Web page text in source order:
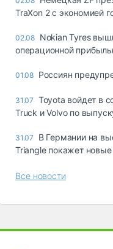
TraXon 2 с экономией
02.08 Nokian Tyres
операционной
01.08 Россиян
31.07 Toyota войдет в
Truck и Volvo по
31.07
В Германии на
Triangle покажет
Все новости